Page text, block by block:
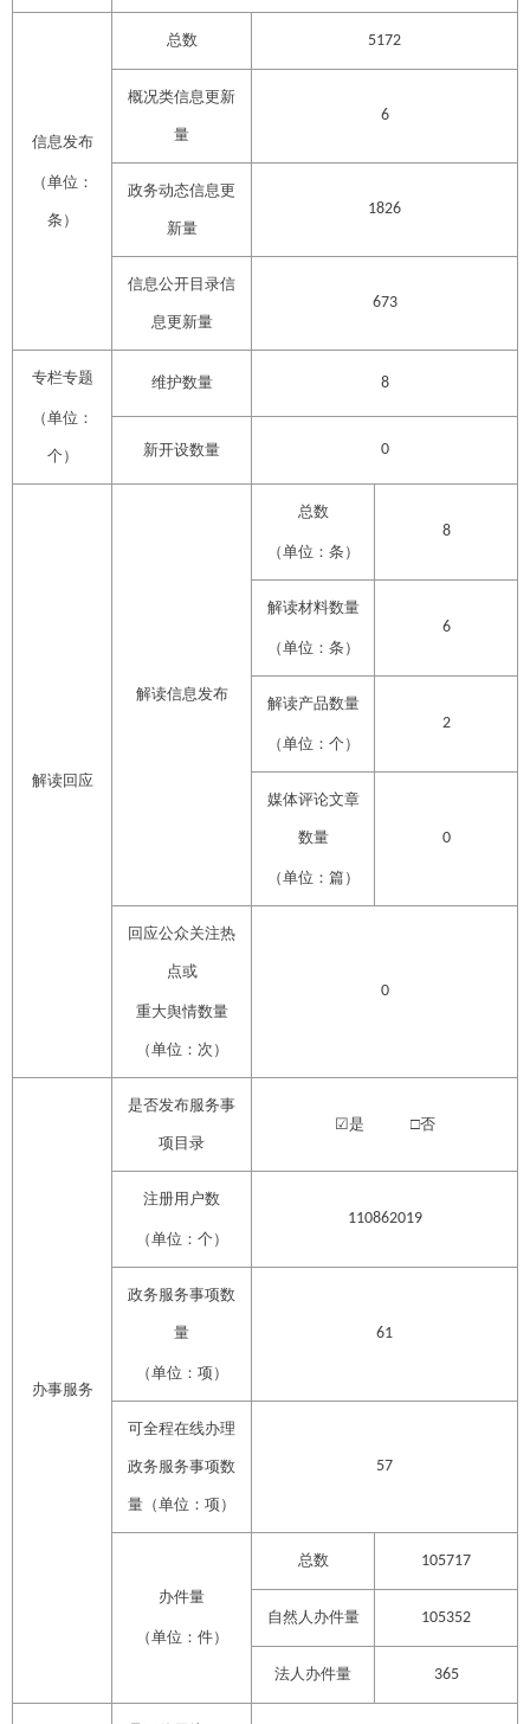
信息发布
（单位：
条）
总数 5172
概况类信息更新
量
6
政务动态信息更
新量
1826
信息公开目录信
息更新量
673
专栏专题
（单位：
个）
维护数量 8
新开设数量 0
解读回应
解读信息发布
总数
（单位：条）
8
解读材料数量
（单位：条）
6
解读产品数量
（单位：个）
2
媒体评论文章
数量
（单位：篇）
0
回应公众关注热
点或
重大舆情数量
（单位：次）
0
办事服务
是否发布服务事
项目录
☑是 □否
注册用户数
（单位：个）
110862019
政务服务事项数
量
（单位：项）
61
可全程在线办理
政务服务事项数
量（单位：项）
57
办件量
（单位：件）
总数 105717
自然人办件量 105352
法人办件量 365